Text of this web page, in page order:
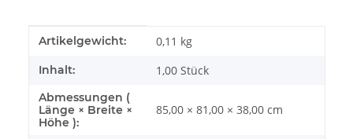
Produkteigenschaft
Wert
Artikelgewicht: 0,11 kg
Inhalt: 1,00 Stück
Abmessungen (
Länge × Breite ×
Höhe ):
85,00 × 81,00 × 38,00 cm